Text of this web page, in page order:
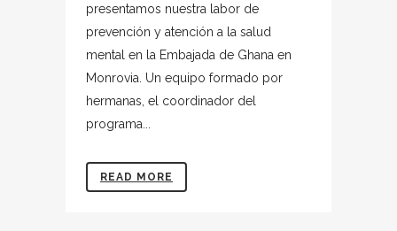
presentamos nuestra labor de
prevención y atención a la salud
mental en la Embajada de Ghana en
Monrovia. Un equipo formado por
hermanas, el coordinador del
programa...
READ MORE